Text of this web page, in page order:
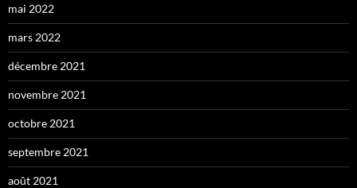
mai 2022
mars 2022
décembre 2021
novembre 2021
octobre 2021
septembre 2021
août 2021